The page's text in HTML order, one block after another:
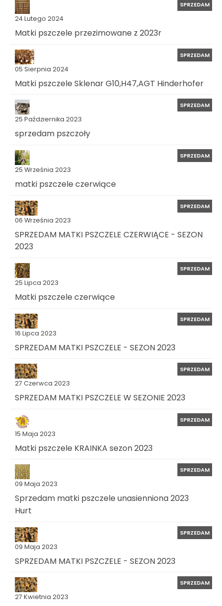
24 Lutego 2024
SPRZEDAM
Matki pszczele przezimowane z 2023r
05 Sierpnia 2024
SPRZEDAM
Matki pszczele Sklenar G10,H47,AGT Hinderhofer
25 Października 2023
SPRZEDAM
sprzedam pszczoły
25 Września 2023
SPRZEDAM
matki pszczele czerwiące
06 Września 2023
SPRZEDAM
SPRZEDAM MATKI PSZCZELE CZERWIĄCE - SEZON
2023
25 Lipca 2023
SPRZEDAM
Matki pszczele czerwiące
16 Lipca 2023
SPRZEDAM
SPRZEDAM MATKI PSZCZELE - SEZON 2023
27 Czerwca 2023
SPRZEDAM
SPRZEDAM MATKI PSZCZELE W SEZONIE 2023
15 Maja 2023
SPRZEDAM
Matki pszczele KRAINKA sezon 2023
09 Maja 2023
SPRZEDAM
Sprzedam matki pszczele unasienniona 2023
Hurt
09 Maja 2023
SPRZEDAM
SPRZEDAM MATKI PSZCZELE - SEZON 2023
27 Kwietnia 2023
SPRZEDAM